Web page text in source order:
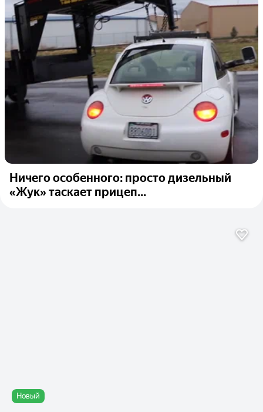
Ничего особенного: просто дизельный
«Жук» таскает прицеп...
Новый